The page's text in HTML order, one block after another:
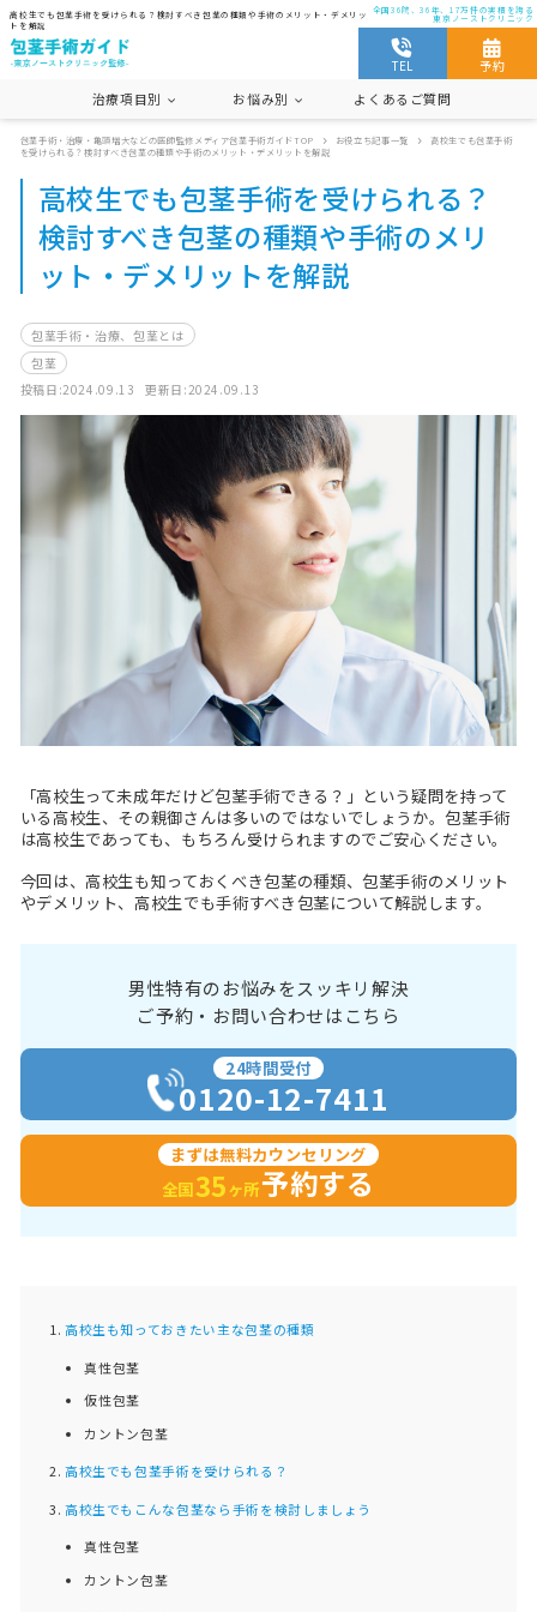
高校生でも包茎手術を受けられる？検討すべき包茎の種類や手術のメリット・デメリッ
トを解説
全国36院、36年、17万件の実積を誇る
東京ノーストクリニック
TEL 予約
治療項目別
包茎手術・治療、包茎とは
カントン包茎 真性包茎
切らない包茎手術
お悩み別
遅漏 セックス
包茎 コンドーム 傷跡(手術跡)
痛み
よくあるご質問
包茎手術・治療・亀頭増大などの医師監修メディア包茎手術ガイドTOP お役立ち記事一覧
高校生でも包茎手術
を受けられる？検討すべき包茎の種類や手術のメリット・デメリットを解説
高校生でも包茎手術を受けられる？
検討すべき包茎の種類や手術のメリ
ット・デメリットを解説
包茎手術・治療、包茎とは
包茎
投稿日:2024.09.13
更新日:2024.09.13
「高校生って未成年だけど包茎手術できる？」という疑問を持って
いる高校生、その親御さんは多いのではないでしょうか。包茎手術
は高校生であっても、もちろん受けられますのでご安心ください。
今回は、高校生も知っておくべき包茎の種類、包茎手術のメリット
やデメリット、高校生でも手術すべき包茎について解説します。
男性特有のお悩みをスッキリ解決
ご予約・お問い合わせはこちら
24時間受付
0120-12-7411
まずは無料カウンセリング
全国35ヶ所予約する
高校生も知っておきたい主な包茎の種類
真性包茎
仮性包茎
カントン包茎
高校生でも包茎手術を受けられる？
高校生でもこんな包茎なら手術を検討しましょう
真性包茎
カントン包茎